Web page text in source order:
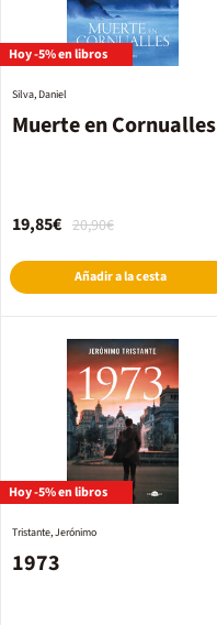
Hoy -5% en libros
Muerte en Cornualles
Silva, Daniel
20,90€
19,85€
Añadir a la cesta
Hoy -5% en libros
1973
Tristante, Jerónimo